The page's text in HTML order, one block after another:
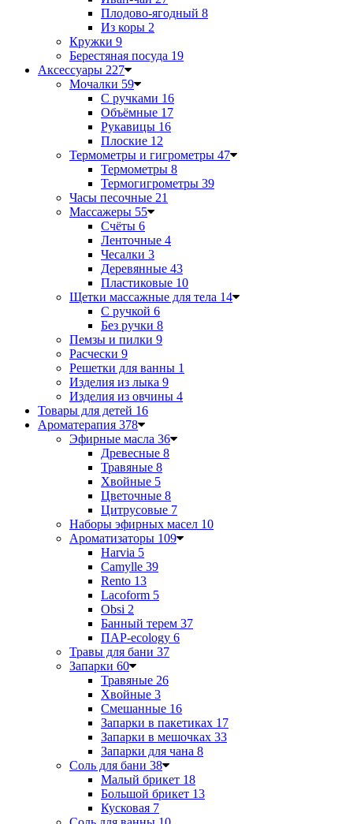
Плодово-ягодный 8
Из коры 2
Кружки 9
Берестяная посуда 19
Аксессуары 227
Мочалки 59
С ручками 16
Объёмные 17
Рукавицы 16
Плоские 12
Термометры и гигрометры 47
Термометры 8
Термогигрометры 39
Часы песочные 21
Массажеры 55
Счёты 6
Ленточные 4
Чесалки 3
Деревянные 43
Пластиковые 10
Щетки массажные для тела 14
С ручкой 6
Без ручки 8
Пемзы и пилки 9
Расчески 9
Решетки для ванны 1
Изделия из лыка 9
Изделия из овчины 4
Товары для детей 16
Ароматерапия 378
Эфирные масла 36
Древесные 8
Травяные 8
Хвойные 5
Цветочные 8
Цитрусовые 7
Наборы эфирных масел 10
Ароматизаторы 109
Harvia 5
Camylle 39
Rento 13
Lacoform 5
Obsi 2
Банный терем 37
ПАР-ecology 6
Травы для бани 37
Запарки 60
Травяные 26
Хвойные 3
Смешанные 16
Запарки в пакетиках 17
Запарки в мешочках 33
Запарки для чана 8
Соль для бани 38
Малый брикет 18
Большой брикет 13
Кусковая 7